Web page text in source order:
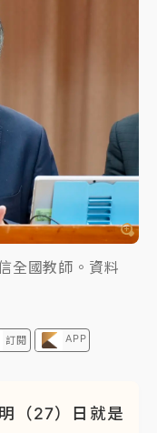
仲諒向法院聲請遭
預約開賣一度塞車
告成功 今重開羈
天 「紅到發紫」降
全國教師。資料
訂閱 APP
（27）日就是